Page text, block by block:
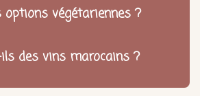
végétariennes ?
des vins marocains ?